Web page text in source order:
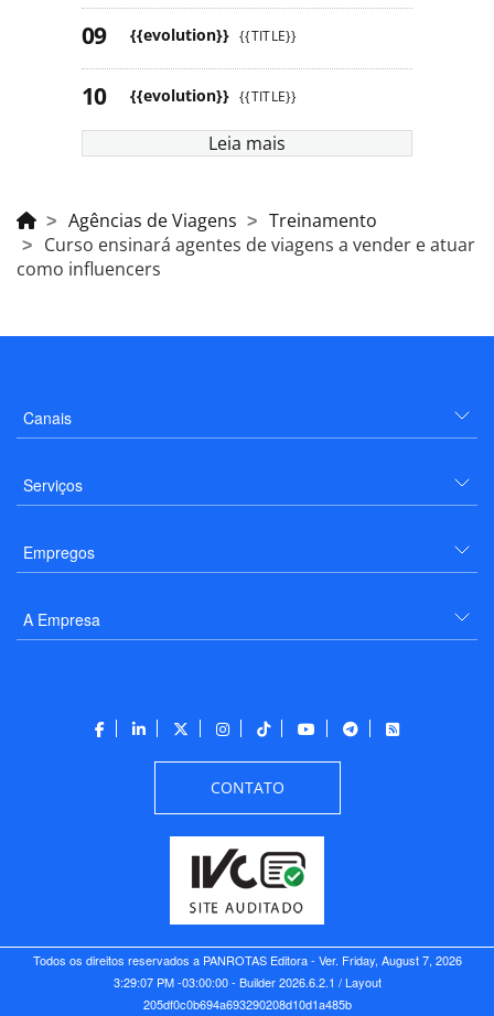
{{evolution}} {{TITLE}}
{{evolution}} {{TITLE}}
Leia mais
Agências de Viagens
Treinamento
Curso ensinará agentes de viagens a vender e atuar
como influencers
Canais
Serviços
Empregos
A Empresa
CONTATO
Todos os direitos reservados a PANROTAS Editora - Ver. Friday, August 7, 2026
3:29:07 PM -03:00:00 - Builder 2026.6.2.1 / Layout
205df0c0b694a693290208d10d1a485b